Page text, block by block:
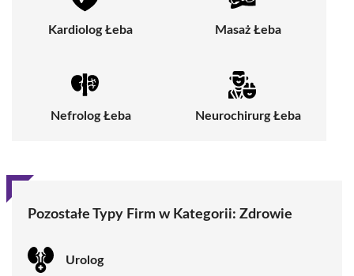
Kardiolog Łeba Masaż Łeba
Nefrolog Łeba Neurochirurg Łeba
Pozostałe Typy Firm w Kategorii: Zdrowie
Urolog